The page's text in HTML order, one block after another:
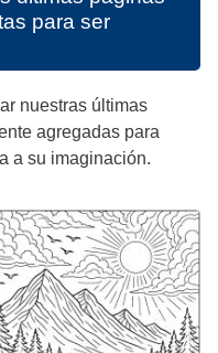
para ser
nuestras últimas
agregadas para
a su imaginación.